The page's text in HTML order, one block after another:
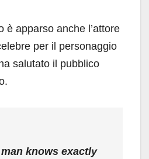
è apparso anche l’attore
per il personaggio
salutato il pubblico
knows exactly